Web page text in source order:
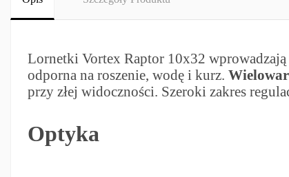
Lornetki Vortex Raptor 10x32
odporna na roszenie, wodę i kurz.
przy złej widoczności. Szeroki zakres
Optyka